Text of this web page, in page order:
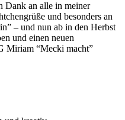
Dank an alle in meiner
und besonders an
– und nun ab in den Herbst
und einen neuen
Miriam “Mecki macht”